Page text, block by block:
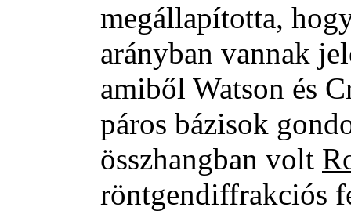
megállapította,
arányban vannak
amiből Watson és
páros bázisok
összhangban volt
röntgendiffrakciós